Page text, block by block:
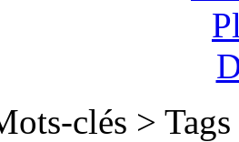
clés >